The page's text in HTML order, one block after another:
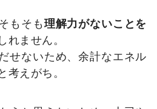
もそも理解力がないことを
れません。
せないため、余計なエネル
考えがち。